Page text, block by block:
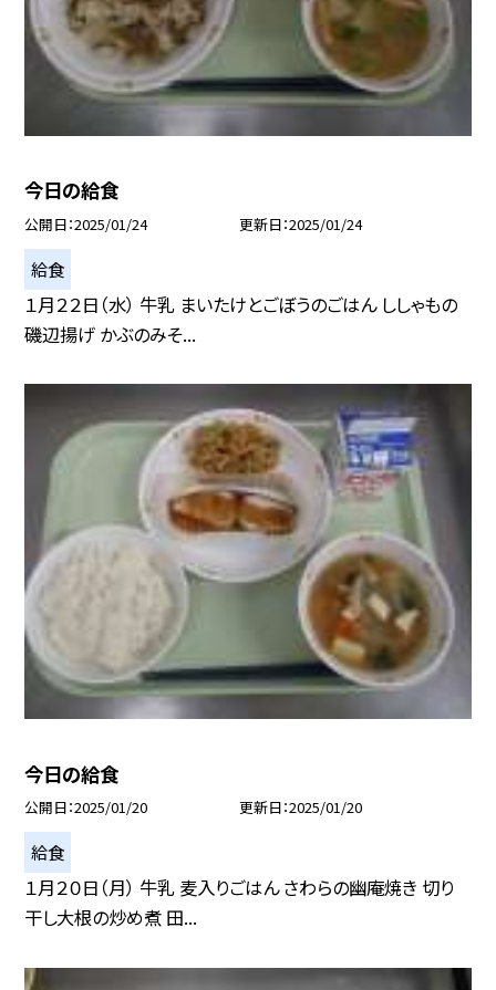
今日の給食
公開日 2025/01/24 更新日 2025/01/24
給食
１月２２日（水） 牛乳 まいたけとごぼうのごはん ししゃもの
磯辺揚げ かぶのみそ...
今日の給食
公開日 2025/01/20 更新日 2025/01/20
給食
１月２０日（月） 牛乳 麦入りごはん さわらの幽庵焼き 切り
干し大根の炒め煮 田...